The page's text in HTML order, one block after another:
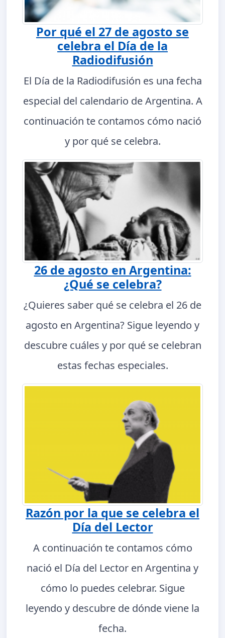
Por qué el 27 de agosto se
celebra el Día de la
Radiodifusión
El Día de la Radiodifusión es una fecha
especial del calendario de Argentina. A
continuación te contamos cómo nació
y por qué se celebra.
26 de agosto en Argentina:
¿Qué se celebra?
¿Quieres saber qué se celebra el 26 de
agosto en Argentina? Sigue leyendo y
descubre cuáles y por qué se celebran
estas fechas especiales.
Razón por la que se celebra el
Día del Lector
A continuación te contamos cómo
nació el Día del Lector en Argentina y
cómo lo puedes celebrar. Sigue
leyendo y descubre de dónde viene la
fecha.